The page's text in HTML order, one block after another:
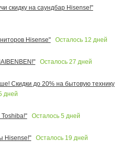
скидку на саундбар Hisense!"
Hisense"
Осталось 12 дней
Осталось 27 дней
Скидки до 20% на бытовую технику
дней
Осталось 5 дней
Hisense!"
Осталось 19 дней